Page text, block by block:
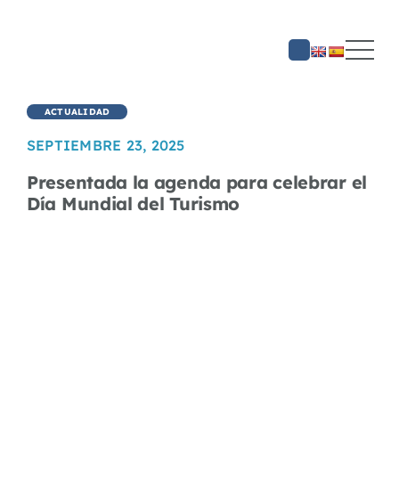
ACTUALIDAD
SEPTIEMBRE 23, 2025
Presentada la agenda para celebrar el
Día Mundial del Turismo